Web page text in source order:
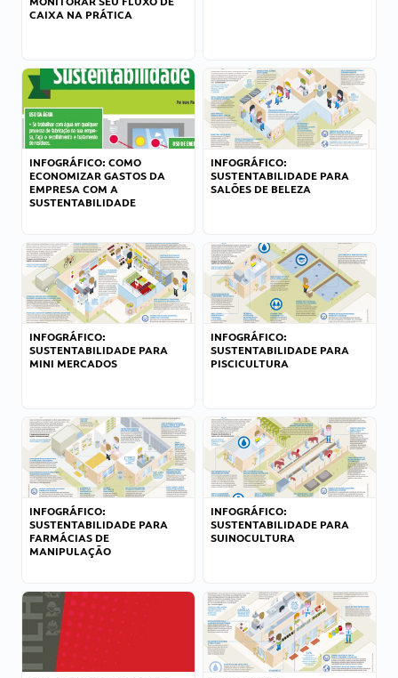
CAIXA NA PRÁTICA
INFOGRÁFICO: COMO
ECONOMIZAR GASTOS DA
EMPRESA COM A
SUSTENTABILIDADE
INFOGRÁFICO:
SUSTENTABILIDADE PARA
SALÕES DE BELEZA
INFOGRÁFICO:
SUSTENTABILIDADE PARA
MINI MERCADOS
INFOGRÁFICO:
SUSTENTABILIDADE PARA
PISCICULTURA
INFOGRÁFICO:
SUSTENTABILIDADE PARA
FARMÁCIAS DE
MANIPULAÇÃO
INFOGRÁFICO:
SUSTENTABILIDADE PARA
SUINOCULTURA